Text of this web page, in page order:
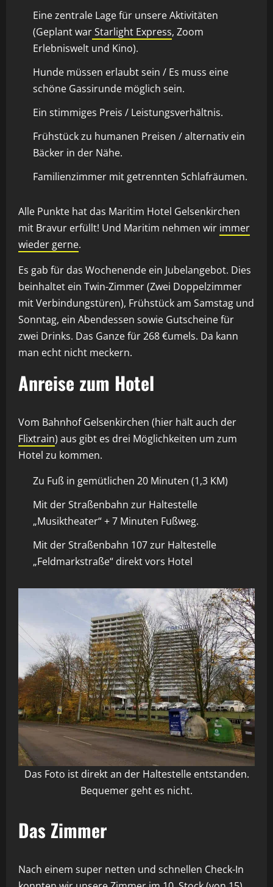
Eine zentrale Lage für unsere Aktivitäten
(Geplant warStarlight Express, Zoom
Erlebniswelt und Kino).
Hunde müssen erlaubt sein / Es muss eine
schöne Gassirunde möglich sein.
Ein stimmiges Preis / Leistungsverhältnis.
Frühstück zu humanen Preisen / alternativ ein
Bäcker in der Nähe.
Familienzimmer mit getrennten Schlafräumen.
Alle Punkte hat das Maritim Hotel Gelsenkirchen
mit Bravur erfüllt! Und Maritim nehmen wir immer
wieder gerne.
Es gab für das Wochenende ein Jubelangebot. Dies
beinhaltet ein Twin-Zimmer (Zwei Doppelzimmer
mit Verbindungstüren), Frühstück am Samstag und
Sonntag, ein Abendessen sowie Gutscheine für
zwei Drinks. Das Ganze für 268 €umels. Da kann
man echt nicht meckern.
Anreise zum Hotel
Vom Bahnhof Gelsenkirchen (hier hält auch der
Flixtrain) aus gibt es drei Möglichkeiten um zum
Hotel zu kommen.
Zu Fuß in gemütlichen 20 Minuten (1,3 KM)
Mit der Straßenbahn zur Haltestelle
„Musiktheater“ + 7 Minuten Fußweg.
Mit der Straßenbahn 107 zur Haltestelle
„Feldmarkstraße“ direkt vors Hotel
Das Foto ist direkt an der Haltestelle entstanden.
Bequemer geht es nicht.
Das Zimmer
Nach einem super netten und schnellen Check-In